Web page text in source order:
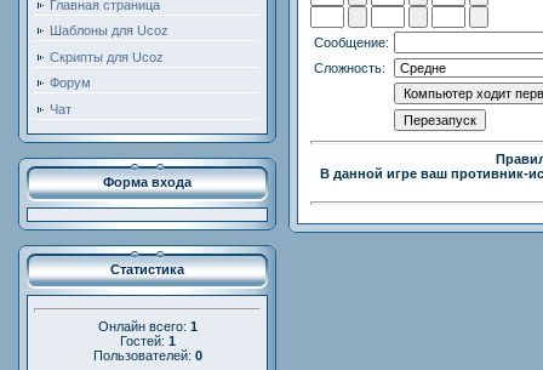
Главная страница
Шаблоны для Ucoz
Скрипты для Ucoz
Форум
Чат
Форма входа
Статистика
Онлайн всего: 1
Гостей: 1
Пользователей: 0
Сообщение:
Сложность:
В данной игре ваш противник-